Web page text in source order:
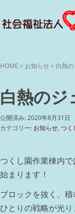
HOME > お知らせ> 白熱
白熱のジ
公開済み: 2020年8月31日
カテゴリー: お知らせ, つく
つくし園作業棟内
始まります！
ブロックを抜く、
ひとりの戦略が光り